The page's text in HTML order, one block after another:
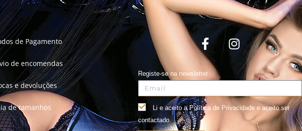
de Pagamento
de encomendas
e devoluções
de tamanhos
Registe-se na newsletter
Li e aceito a Política de Privacidade e aceito ser
contactado.